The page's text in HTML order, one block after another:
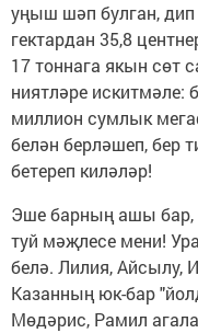
уңыш шәп булган, дип
гектардан 35,8
17 тоннага якын сөт
ниятләре искитмәле:
миллион сумлык
белән берләшеп, бер
бетереп киләләр!
Эше барның ашы бар,
туй мәҗлесе мени!
белә. Лилия, Айсылу,
Казанның юк-бар
Мөдәрис, Рамил